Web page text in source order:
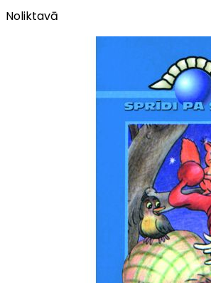
Noliktavā